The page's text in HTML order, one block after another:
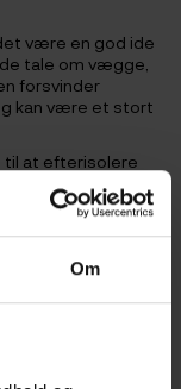
Om
være en god ide
tale om vægge,
forsvinder
kan være et stort
til at efterisolere
på fuld tryk
et solidt
i form af en
varmepumpe er i
overtage
en